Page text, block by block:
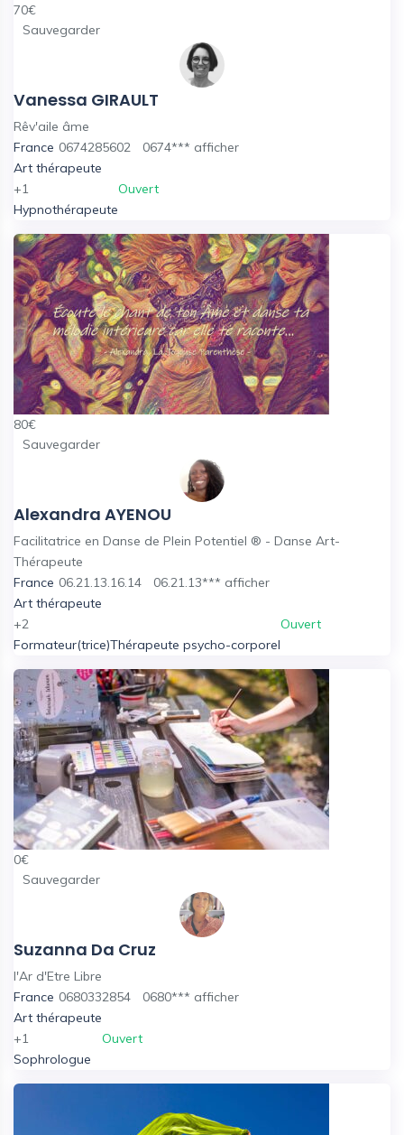
70€
Sauvegarder
Vanessa GIRAULT
Rêv'aile âme
France 0674285602 0674*** afficher
Art thérapeute
+1
Hypnothérapeute
Ouvert
80€
Sauvegarder
Alexandra AYENOU
Facilitatrice en Danse de Plein Potentiel ® - Danse Art-
Thérapeute
France 06.21.13.16.14 06.21.13*** afficher
Art thérapeute
+2
Formateur(trice)Thérapeute psycho-corporel
Ouvert
0€
Sauvegarder
Suzanna Da Cruz
l'Ar d'Etre Libre
France 0680332854 0680*** afficher
Art thérapeute
+1
Sophrologue
Ouvert